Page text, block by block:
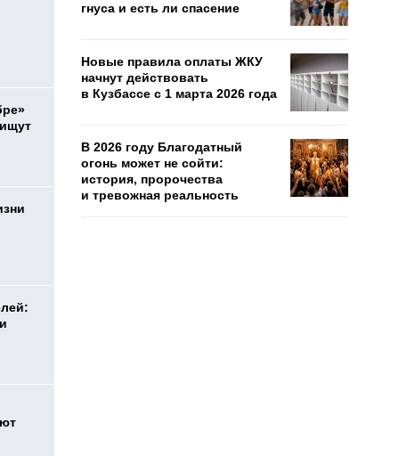
гнуса и есть ли спасение
Новые правила оплаты ЖКУ
начнут действовать
в Кузбассе с 1 марта 2026 года
В 2026 году Благодатный
огонь может не сойти:
история, пророчества
и тревожная реальность